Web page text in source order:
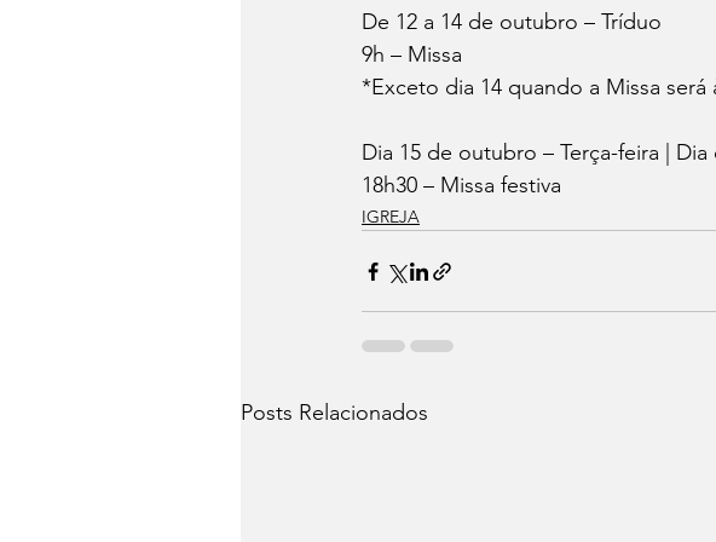
De 12 a 14 de outubro – Tríduo
9h – Missa
*Exceto dia 14 quando a Missa será
Dia 15 de outubro – Terça-feira | Dia
18h30 – Missa festiva
IGREJA
Posts Relacionados